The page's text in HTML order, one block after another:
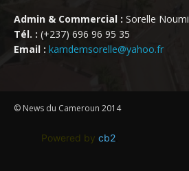
Admin & Commercial : Sorelle Noumi
Tél. : (+237) 696 96 95 35
Email : kamdemsorelle@yahoo.fr
© News du Cameroun 2014
Powered by cb2